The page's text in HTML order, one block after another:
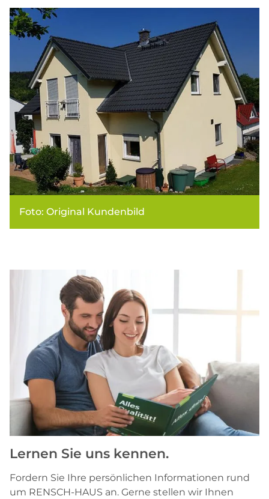
Foto: Original Kundenbild
Lernen Sie uns kennen.
Fordern Sie Ihre persönlichen Informationen rund
um RENSCH-HAUS an. Gerne stellen wir Ihnen